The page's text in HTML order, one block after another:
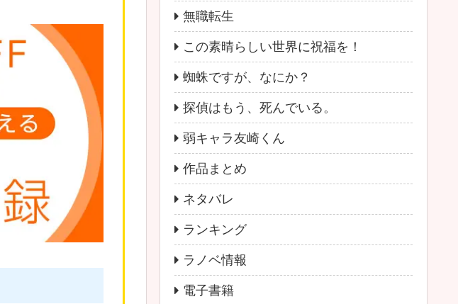
無職転生
この素晴らしい世界に祝福を！
蜘蛛ですが、なにか？
探偵はもう、死んでいる。
弱キャラ友崎くん
作品まとめ
ネタバレ
ランキング
ラノベ情報
電子書籍